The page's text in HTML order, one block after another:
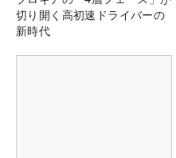
切り開く高初速ドライバーの
新時代